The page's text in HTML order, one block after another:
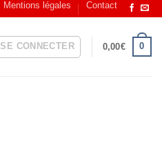
Mentions légales Contact
SE CONNECTER 0,00€ 0